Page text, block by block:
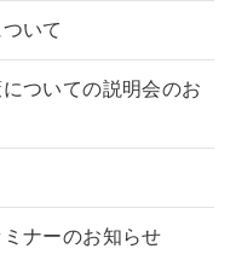
いて
ついての説明会のお
ナーのお知らせ